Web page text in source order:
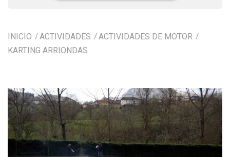
INICIO ACTIVIDADES
ACTIVIDADES DE MOTOR
KARTING ARRIONDAS